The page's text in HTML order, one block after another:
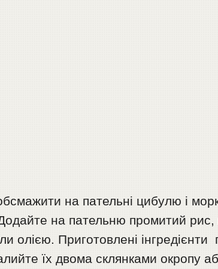
на пательні цибулю і
Додайте на пательню промитий
олією. Приготовлені
їх двома склянками окропу